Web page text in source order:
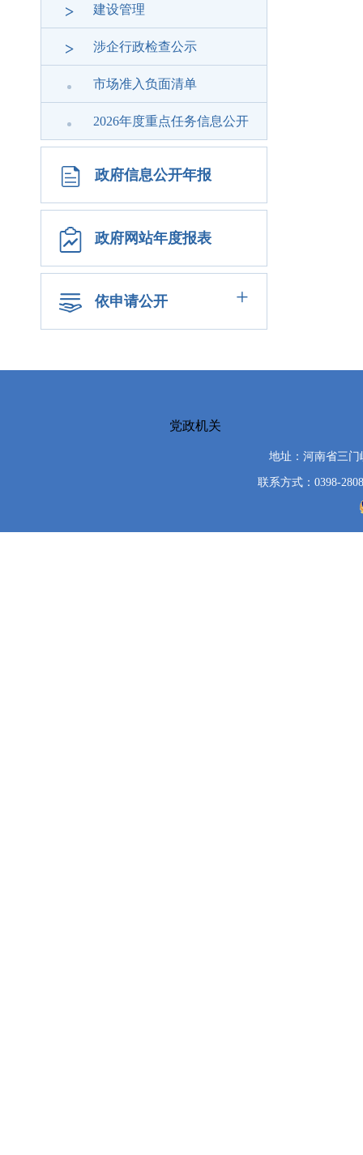
> 建设管理
> 涉企行政检查公示
市场准入负面清单
2026年度重点任务信息公开
政府信息公开年报
政府网站年度报表
依申请公开 +
党政机关
地址：河南省三
联系方式：0398-